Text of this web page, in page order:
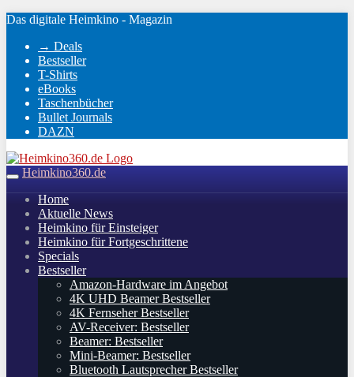
Skip
main
content
Das digitale Heimkino - Magazin
→ Deals
Bestseller
T-Shirts
eBooks
Taschenbücher
Bullet Journals
DAZN
Toggle
navigation
Heimkino360.de
Home
Aktuelle News
Heimkino für Einsteiger
Heimkino für Fortgeschrittene
Specials
Bestseller
Amazon-Hardware im Angebot
4K UHD Beamer Bestseller
4K Fernseher Bestseller
AV-Receiver: Bestseller
Beamer: Bestseller
Mini-Beamer: Bestseller
Bluetooth Lautsprecher Bestseller